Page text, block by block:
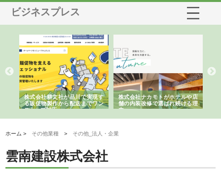
ビジネスプレス
株式会社ナカモトがホテルや店
舗の内装改修で選ばれ続ける理
由
株式会社スプリングエフが選ば
れる理由とOEMアパレル製造の
強み
ホーム > その他業種 > その他_法人・企業
雲南建設株式会社